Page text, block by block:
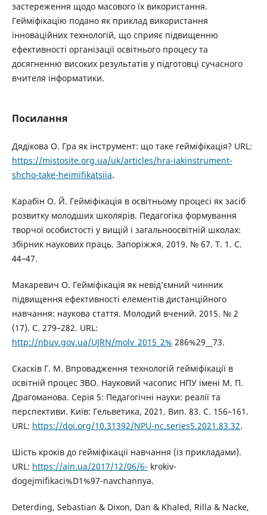
застереження щодо масового їх використання.
Гейміфікацію подано як приклад використання
інноваційних технологій, що сприяє підвищенню
ефективності організації освітнього процесу та
досягненню високих результатів у підготовці сучасного
вчителя інформатики.
Посилання
Дядікова О. Гра як інструмент: що таке гейміфікація? URL:
https://mistosite.org.ua/uk/articles/hra-iakinstrument-
shcho-take-heimifikatsiia.
Карабін О. Й. Гейміфікація в освітньому процесі як засіб
розвитку молодших школярів. Педагогіка формування
творчої особистості у вищій і загальноосвітній школах:
збірник наукових праць. Запоріжжя, 2019. № 67. T. 1. C.
44–47.
Макаревич О. Гейміфікація як невід’ємний чинник
підвищення ефективності елементів дистанційного
навчання: наукова стаття. Молодий вчений. 2015. № 2
(17). С. 279–282. URL:
http://nbuv.gov.ua/UJRN/molv_2015_2% 286%29__73.
Скасків Г. М. Впровадження технологій гейміфікації в
освітній процес ЗВО. Науковий часопис НПУ імені М. П.
Драгоманова. Серія 5: Педагогічні науки: реалії та
перспективи. Київ: Гельветика, 2021. Вип. 83. С. 156–161.
URL: https://doi.org/10.31392/NPU-nc.series5.2021.83.32.
Шість кроків до гейміфікації навчання (із прикладами).
URL: https://ain.ua/2017/12/06/6- krokiv-
dogejmifikaci%D1%97-navchannya.
Deterding, Sebastian & Dixon, Dan & Khaled, Rilla & Nacke,